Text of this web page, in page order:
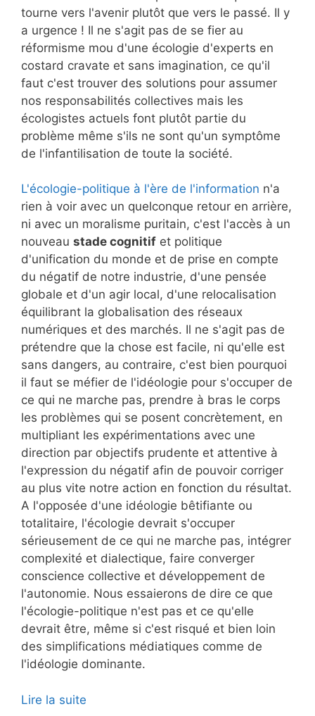
tourne vers l'avenir plutôt que vers le passé. Il y
a urgence ! Il ne s'agit pas de se fier au
réformisme mou d'une écologie d'experts en
costard cravate et sans imagination, ce qu'il
faut c'est trouver des solutions pour assumer
nos responsabilités collectives mais les
écologistes actuels font plutôt partie du
problème même s'ils ne sont qu'un symptôme
de l'infantilisation de toute la société.
L'écologie-politique à l'ère de l'information n'a
rien à voir avec un quelconque retour en arrière,
ni avec un moralisme puritain, c'est l'accès à un
nouveau stade cognitif et politique
d'unification du monde et de prise en compte
du négatif de notre industrie, d'une pensée
globale et d'un agir local, d'une relocalisation
équilibrant la globalisation des réseaux
numériques et des marchés. Il ne s'agit pas de
prétendre que la chose est facile, ni qu'elle est
sans dangers, au contraire, c'est bien pourquoi
il faut se méfier de l'idéologie pour s'occuper de
ce qui ne marche pas, prendre à bras le corps
les problèmes qui se posent concrètement, en
multipliant les expérimentations avec une
direction par objectifs prudente et attentive à
l'expression du négatif afin de pouvoir corriger
au plus vite notre action en fonction du résultat.
A l'opposée d'une idéologie bêtifiante ou
totalitaire, l'écologie devrait s'occuper
sérieusement de ce qui ne marche pas, intégrer
complexité et dialectique, faire converger
conscience collective et développement de
l'autonomie. Nous essaierons de dire ce que
l'écologie-politique n'est pas et ce qu'elle
devrait être, même si c'est risqué et bien loin
des simplifications médiatiques comme de
l'idéologie dominante.
Lire la suite